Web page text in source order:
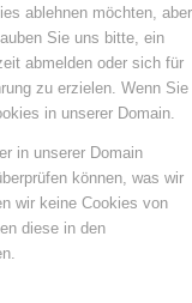
ablehnen möchten, aber
Sie uns bitte, ein
abmelden oder sich für
zu erzielen. Wenn Sie
in unserer Domain.
in unserer Domain
können, was wir
wir keine Cookies von
diese in den